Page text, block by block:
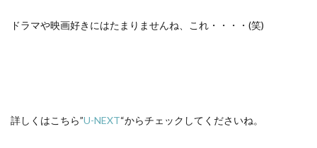
ドラマや映画好きにはたまりませんね、これ・・・・(笑)
詳しくはこちら”U-NEXT“からチェックしてくださいね。